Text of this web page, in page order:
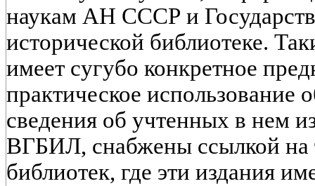
наукам АН СССР и
исторической библиотеке.
имеет сугубо конкретное
практическое использование
сведения об учтенных в нем
ВГБИЛ, снабжены ссылкой на
библиотек, где эти издания